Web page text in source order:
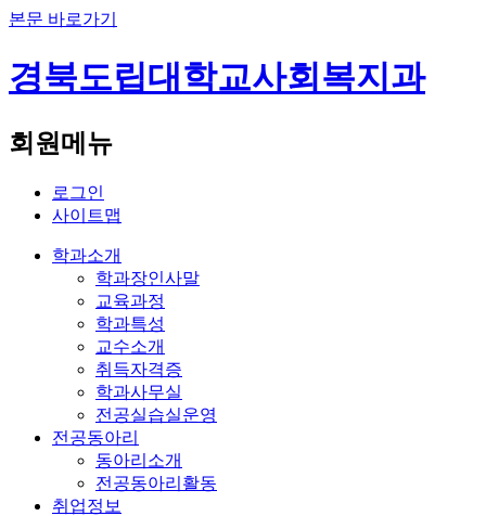
본문 바로가기
경북도립대학교사회복지과
회원메뉴
로그인
사이트맵
학과소개
학과장인사말
교육과정
학과특성
교수소개
취득자격증
학과사무실
전공실습실운영
전공동아리
동아리소개
전공동아리활동
취업정보